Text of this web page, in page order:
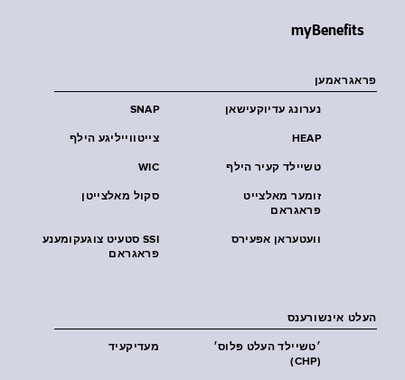
myBenefits
פראגראמען
SNAP נערונג עדיוקעישאן
צייטווייליגע הילף HEAP
WIC טשיילד קעיר הילף
סקול מאלצייטן
זומער מאלצייט
פראגראם
SSI סטעיט צוגעקומענע
פראגראם
וועטעראן אפעירס
העלט אינשורענס
מעדיקעיד
׳טשיילד העלט פּלוס׳
(CHP)